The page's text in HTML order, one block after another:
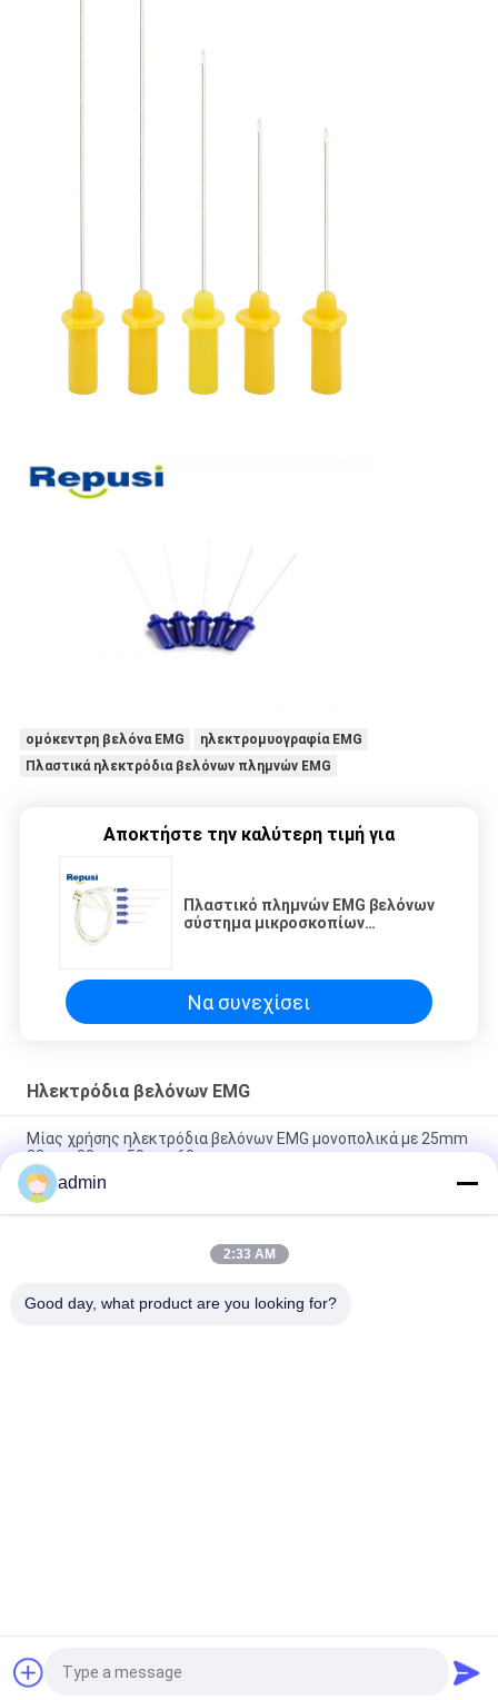
ομόκεντρη βελόνα EMG
ηλεκτρομυογραφία EMG
Πλαστικά ηλεκτρόδια βελόνων πλημνών EMG
Αποκτήστε την καλύτερη τιμή για
Πλαστικό πλημνών EMG βελόνων
σύστημα μικροσκοπίων
Να συνεχίσει
Ηλεκτρόδια βελόνων EMG
Μίας χρήσης ηλεκτρόδια βελόνων EMG μονοπολικά με 25mm
28mm 38mm 50mm 60mm
Ενιαία ηλεκτρόδια βελόνας μονοπολικής EMG από
ανοξείδωτο χάλυβα 38 mm/50 mm EO αποστειρωμένα
Μίας χρήσης καθοδηγημένο EMG ηλεκτρόδιο βελόνων
Αίτηση κράτησης
admin
2:33 AM
Good day, what product are you looking for?